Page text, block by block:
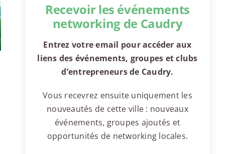
Recevoir les événements
networking de Caudry
Entrez votre email pour accéder aux
liens des événements, groupes et clubs
d’entrepreneurs de Caudry.
Vous recevrez ensuite uniquement les
nouveautés de cette ville : nouveaux
événements, groupes ajoutés et
opportunités de networking locales.